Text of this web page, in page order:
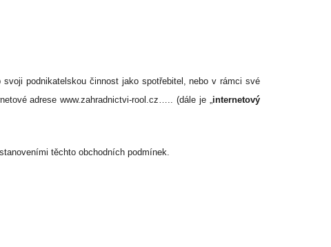
podnikatelskou činnost jako spotřebitel, nebo v rámci své
adresewww.zahradnictvi-rool.cz . (dále je „ internetový
těchto obchodních podmínek.